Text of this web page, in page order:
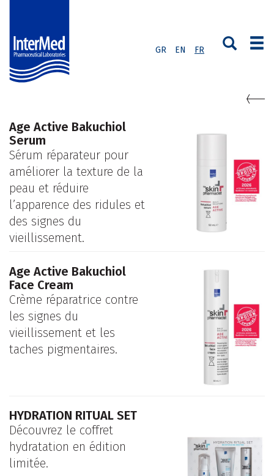
GR EN FR
Age Active Bakuchiol
Serum
Sérum réparateur pour
améliorer la texture de la
peau et réduire
l’apparence des ridules et
des signes du
vieillissement.
Age Active Bakuchiol
Face Cream
Crème réparatrice contre
les signes du
vieillissement et les
taches pigmentaires.
HYDRATION RITUAL SET
Découvrez le coffret
hydratation en édition
limitée.